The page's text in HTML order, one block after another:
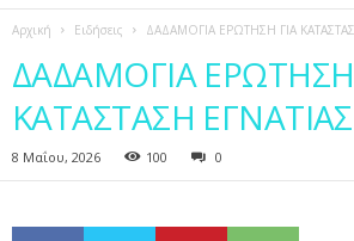
Αρχική Ειδήσεις ΔΑΔΑΜΟΓΙΑ ΕΡΩΤΗΣΗ ΓΙΑ
ΔΑΔΑΜΟΓΙΑ ΕΡΩΤΗΣΗ
ΚΑΤΑΣΤΑΣΗ
8 Μαΐου, 2026 100 0